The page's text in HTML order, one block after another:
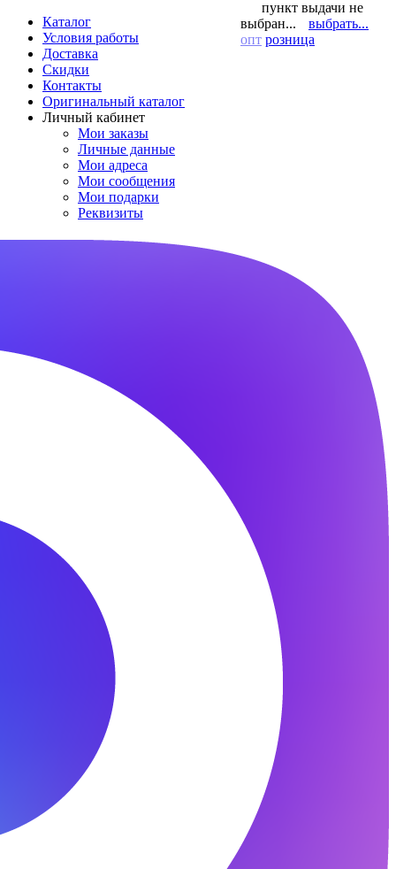
Каталог
Условия работы
Доставка
Скидки
Контакты
Оригинальный каталог
Личный кабинет
Мои заказы
Личные данные
Мои адреса
Мои сообщения
Мои подарки
Реквизиты
пункт выдачи не
выбран...
выбрать...
опт розница